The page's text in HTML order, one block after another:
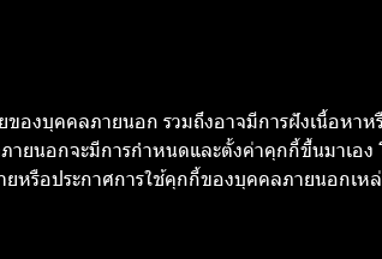
ของบุคคลภายนอก รวมถึงอาจมีการฝังเนื้อหา
ยนอกจะมีการกำหนดและตั้งค่าคุกกี้ขึ้นมาเอ
หรือประกาศการใช้คุกกี้ของบุคคลภายนอกเห